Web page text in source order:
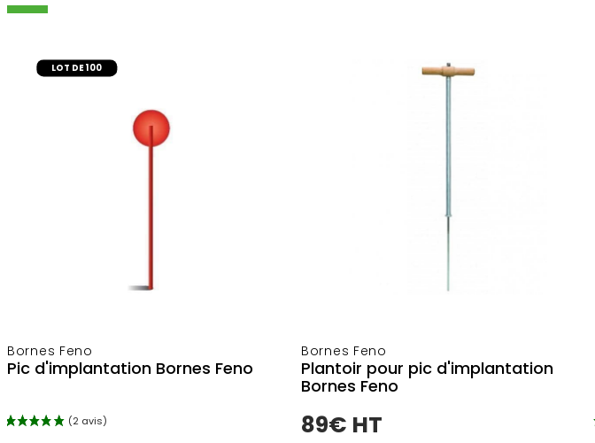
LOT DE 100
Bornes Feno
Pic d'implantation Bornes Feno
ajouter au panier
Bornes Feno
Plantoir pour pic d'implantation
Bornes Feno
89€ HT